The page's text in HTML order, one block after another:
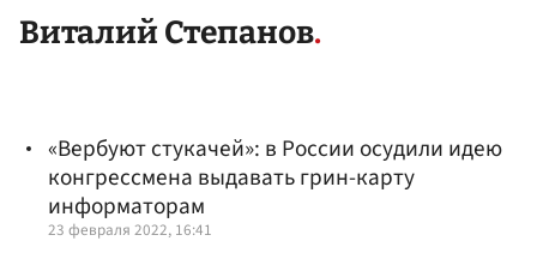
Виталий Степанов
«Вербуют стукачей»: в России осудили идею
конгрессмена выдавать грин-карту
информаторам
23 февраля 2022, 16:41